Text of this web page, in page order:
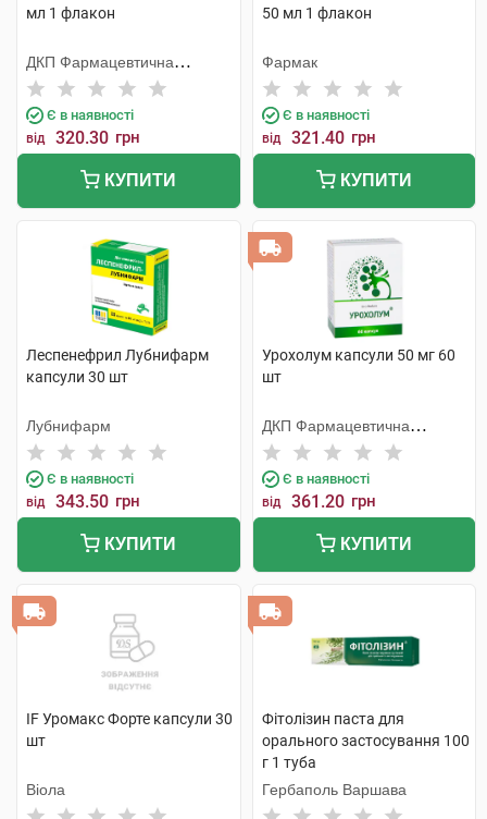
мл 1 флакон
ДКП Фармацевтична
фабрика
Є в наявності
від 320.30 грн
КУПИТИ
50 мл 1 флакон
Фармак
Є в наявності
від 321.40 грн
КУПИТИ
Леспенефрил Лубнифарм
капсули 30 шт
Лубнифарм
Є в наявності
від 343.50 грн
КУПИТИ
Урохолум капсули 50 мг 60
шт
ДКП Фармацевтична
фабрика
Є в наявності
від 361.20 грн
КУПИТИ
IF Уромакс Форте капсули 30
шт
Віола
Фітолізин паста для
орального застосування 100
г 1 туба
Гербаполь Варшава